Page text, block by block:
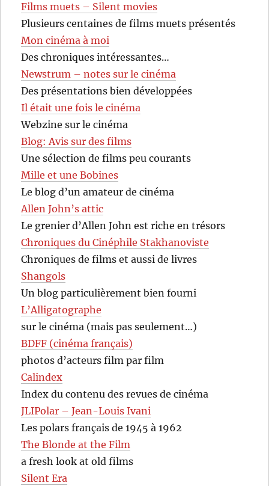
Films muets – Silent movies
Plusieurs centaines de films muets présentés
Mon cinéma à moi
Des chroniques intéressantes…
Newstrum – notes sur le cinéma
Des présentations bien développées
Il était une fois le cinéma
Webzine sur le cinéma
Blog: Avis sur des films
Une sélection de films peu courants
Mille et une Bobines
Le blog d’un amateur de cinéma
Allen John’s attic
Le grenier d’Allen John est riche en trésors
Chroniques du Cinéphile Stakhanoviste
Chroniques de films et aussi de livres
Shangols
Un blog particulièrement bien fourni
L’Alligatographe
sur le cinéma (mais pas seulement…)
BDFF (cinéma français)
photos d’acteurs film par film
Calindex
Index du contenu des revues de cinéma
JLIPolar – Jean-Louis Ivani
Les polars français de 1945 à 1962
The Blonde at the Film
a fresh look at old films
Silent Era